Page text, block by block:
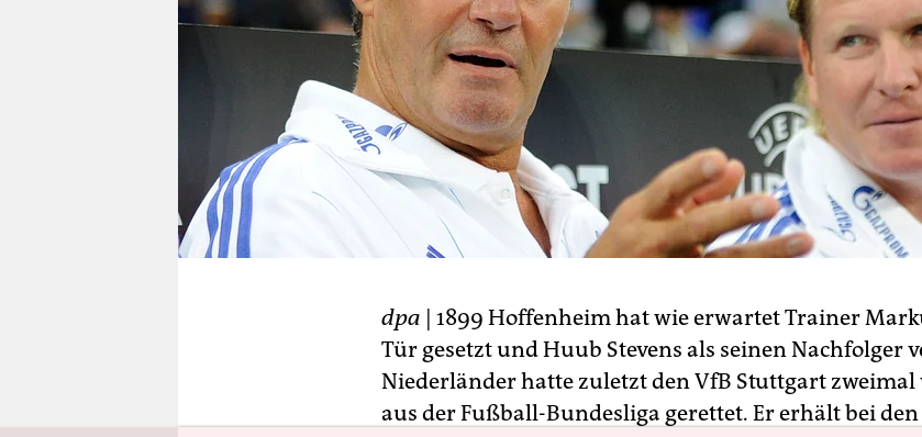
verlag
fragen & hilfe
unterstützen
abo
dpa | 1899 Hoffenheim hat wie erwartet Trainer
Tür gesetzt und Huub Stevens als seinen Nachfolger
Niederländer hatte zuletzt den VfB Stuttgart zweimal
aus der Fußball-Bundesliga gerettet. Er erhält bei den